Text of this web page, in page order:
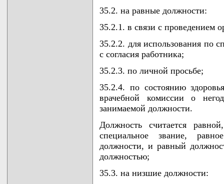
35.2. на равные должности:
35.2.1. в связи с проведением
35.2.2. для использования по
с согласия работника;
35.2.3. по личной просьбе;
35.2.4. по состоянию
врачебной комиссии о
занимаемой должности.
Должность считается
специальное звание,
должности, и равный
должностью;
35.3. на низшие должности: